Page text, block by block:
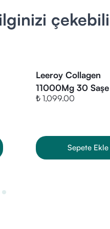
Aspartik Asit:
Hidroksilisin:
Hidroksiprolin:
Lizin: 330 mg
Metiyonin: 90
Leeroy Collagen
11000Mg 30 Saşe
₺ 1,099.00
Sepete Ekle